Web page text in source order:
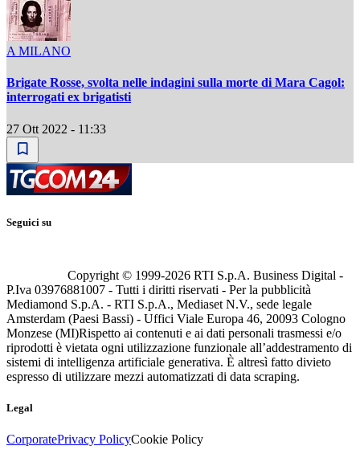
A MILANO
Brigate Rosse, svolta nelle indagini sulla morte di Mara Cagol:
interrogati ex brigatisti
27 Ott 2022 - 11:33
Seguici su
Copyright © 1999-2026 RTI S.p.A. Business Digital -
P.Iva 03976881007 - Tutti i diritti riservati - Per la pubblicità
Mediamond S.p.A. - RTI S.p.A., Mediaset N.V., sede legale
Amsterdam (Paesi Bassi) - Uffici Viale Europa 46, 20093 Cologno
Monzese (MI)Rispetto ai contenuti e ai dati personali trasmessi e/o
riprodotti è vietata ogni utilizzazione funzionale all’addestramento di
sistemi di intelligenza artificiale generativa. È altresì fatto divieto
espresso di utilizzare mezzi automatizzati di data scraping.
Legal
CorporatePrivacy PolicyCookie Policy